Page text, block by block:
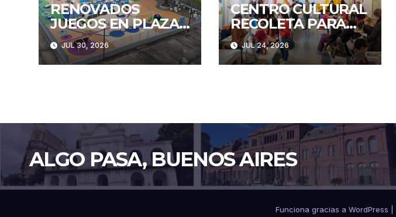
RENOVADOS
JUEGOS EN PLAZA
CONSTITUCIÓN
JUL 30, 2026
CENTRO CULTURAL
RECOLETA PARA
FAMILIAS
JUL 24, 2026
ALGO PASA, BUENOS AIRES
Funciona gracias a WordPress